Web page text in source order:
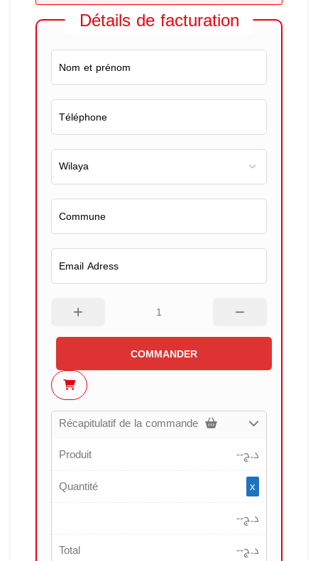
Détails de facturation
COMMANDER
Récapitulatif de la commande
Produit
--د.ج
Quantité
x
--د.ج
Total
--د.ج